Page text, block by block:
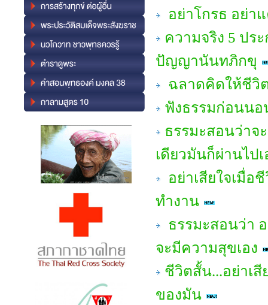
อย่าโกรธ อย่า
ความจริง 5 ปร
ปัญญานันทภิกขุ
ฉลาดคิดให้ชีวิ
ฟังธรรมก่อนนอ
ธรรมะสอนว่าจ
เดียวมันก็ผ่านไปเ
อย่าเสียใจเมื่อ
ทำงาน
ธรรมะสอนว่า
จะมีความสุขเอง
ชีวิตสั้น...อย่าเ
ของมัน